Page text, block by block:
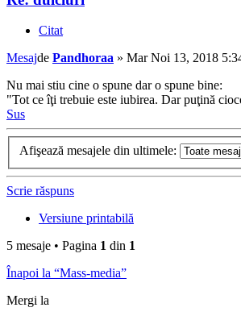
Citat
Mesajde Pandhoraa » Mar Noi 13, 2018
Nu mai stiu cine o spune dar o spune bine:
"Tot ce îţi trebuie este iubirea. Dar puţină
Sus
Afişează mesajele din ultimele:
Scrie răspuns
Versiune printabilă
5 mesaje • Pagina 1 din 1
Înapoi la “Mass-media”
Mergi la